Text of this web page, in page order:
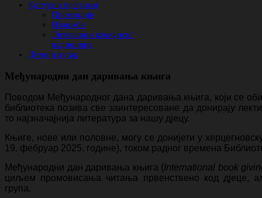
Културни програми
Промоције
Изложбе
Литерарни конкурси/
радионице
Дјечији кутак
Међународни дан даривања књига
Поводом Међународног дана даривања књига, који се
библиотека позива све заинтересоване да донирају
то најзначајнија литература за нашу дјецу.
Књиге, нове или половне, могу се донијети у
19. фебруар 2025. године), током радног времена
Међународни дан даривања књига (International book
циљем промовисања читања првенствено код дјеце,
група.